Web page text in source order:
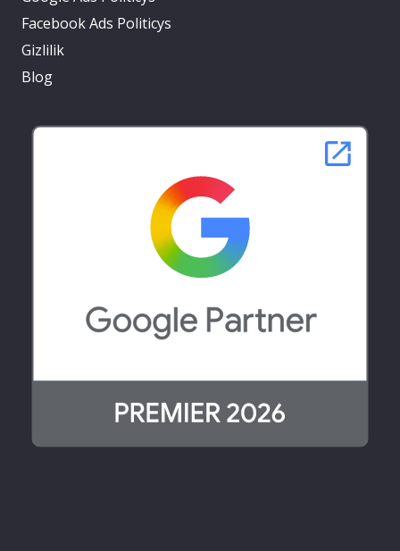
Facebook Ads Politicys
Gizlilik
Blog